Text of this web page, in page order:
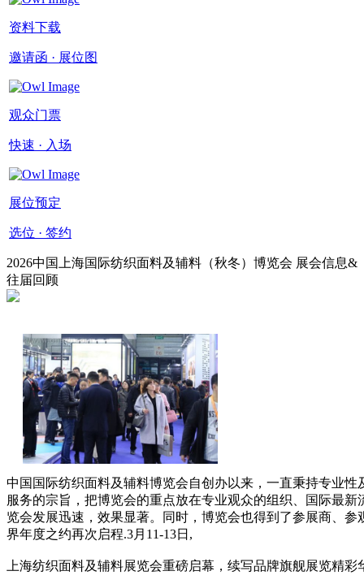
资料下载
邀请函 · 展位图
观众门票
快速 · 入场
展位预定
选位 · 签约
2026中国上海国际纺织面料及辅料（秋冬）博览会 展会信息&
往届回顾
中国国际纺织面料及辅料博览会自创办以来，一直秉持专业
服务的宗旨，把博览会的重点放在专业观众的组织、国际最
览会发展迅速，效果显著。同时，博览会也得到了参展商、
界年度之约再次启程.3月11-13日,
上海纺织面料及辅料展览会重磅启幕，续写品牌旗舰展览精彩